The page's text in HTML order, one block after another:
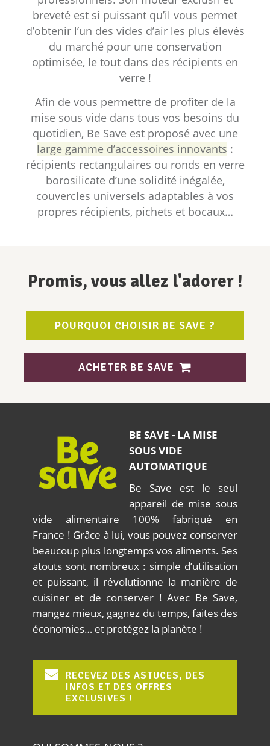
breveté est si puissant qu’il vous permet
d’obtenir l’un des vides d’air les plus élevés
du marché pour une conservation
optimisée, le tout dans des récipients en
verre !
Afin de vous permettre de profiter de la
mise sous vide dans tous vos besoins du
quotidien, Be Save est proposé avec une
large gamme d’accessoires innovants :
récipients rectangulaires ou ronds en verre
borosilicate d’une solidité inégalée,
couvercles universels adaptables à vos
propres récipients, pichets et bocaux…
Promis, vous allez l'adorer !
POURQUOI CHOISIR BE SAVE ?
ACHETER BE SAVE
BE SAVE - LA MISE
SOUS VIDE
AUTOMATIQUE
Be Save est le seul
appareil de mise sous
vide alimentaire 100% fabriqué en
France ! Grâce à lui, vous pouvez conserver
beaucoup plus longtemps vos aliments. Ses
atouts sont nombreux : simple d’utilisation
et puissant, il révolutionne la manière de
cuisiner et de conserver ! Avec Be Save,
mangez mieux, gagnez du temps, faites des
économies… et protégez la planète !
RECEVEZ DES ASTUCES, DES
INFOS ET DES OFFRES
EXCLUSIVES !